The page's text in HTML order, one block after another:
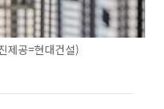
제공=현대건설)